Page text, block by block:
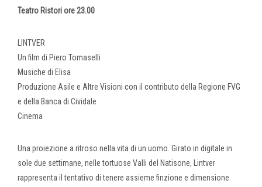
Teatro Ristori ore 23.00
LINTVER
Un film di Piero Tomaselli
Musiche di Elisa
Produzione Asile e Altre Visioni con il contributo della Regione FVG
e della Banca di Cividale
Cinema
Una proiezione a ritroso nella vita di un uomo. Girato in digitale in
sole due settimane, nelle tortuose Valli del Natisone, Lintver
rappresenta il tentativo di tenere assieme finzione e dimensione